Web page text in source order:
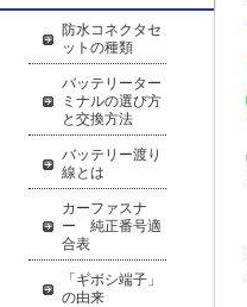
防水コネクタセ
ットの種類
バッテリーター
ミナルの選び方
と交換方法
バッテリー渡り
線とは
カーファスナ
ー 純正番号適
合表
「ギボシ端子」
の由来